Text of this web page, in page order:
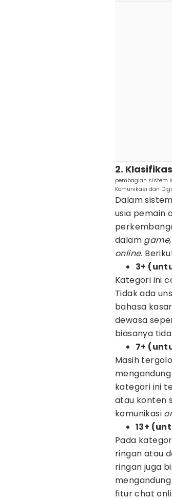
2.
pembagian sistem
Komunikasi dan
Dalam
usia pemain
dalam game
online.
3+
Kategori ini
Tidak ada
bahasa
dewasa
biasanya
7+
Masih
kategori ini
atau konten
komunikasi
13+
Pada
ringan atau
ringan juga
fitur chat